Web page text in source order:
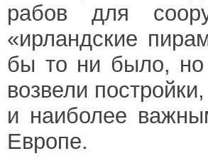
рабов для
«ирландские
бы то ни было, но
возвели
и наиболее
Европе.